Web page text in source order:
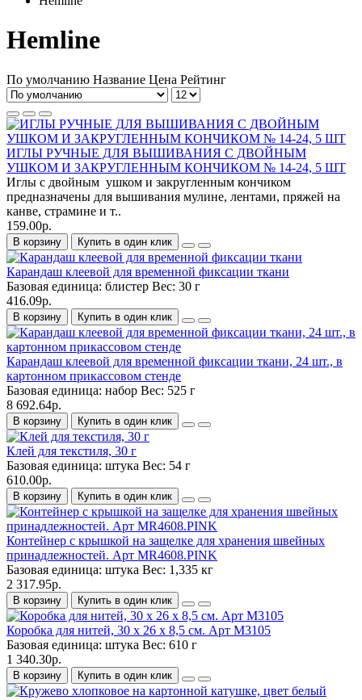
Hemline
По умолчанию Название Цена Рейтинг
ИГЛЫ РУЧНЫЕ ДЛЯ ВЫШИВАНИЯ С ДВОЙНЫМ
УШКОМ И ЗАКРУГЛЕННЫМ КОНЧИКОМ № 14-24, 5 ШТ
Иглы с двойным ушком и закругленным кончиком
предназначены для вышивания мулине, лентами, пряжей на
канве, страмине и т..
159.00р.
В корзину Купить в один клик
Карандаш клеевой для временной фиксации ткани
Базовая единица: блистер Вес: 30 г
416.09р.
В корзину Купить в один клик
Карандаш клеевой для временной фиксации ткани, 24 шт., в
картонном прикассовом стенде
Базовая единица: набор Вес: 525 г
8 692.64р.
В корзину Купить в один клик
Клей для текстиля, 30 г
Базовая единица: штука Вес: 54 г
610.00р.
В корзину Купить в один клик
Контейнер с крышкой на защелке для хранения швейных
принадлежностей. Арт MR4608.PINK
Базовая единица: штука Вес: 1,335 кг
2 317.95р.
В корзину Купить в один клик
Коробка для нитей, 30 х 26 х 8,5 см. Арт M3105
Базовая единица: штука Вес: 610 г
1 340.30р.
В корзину Купить в один клик